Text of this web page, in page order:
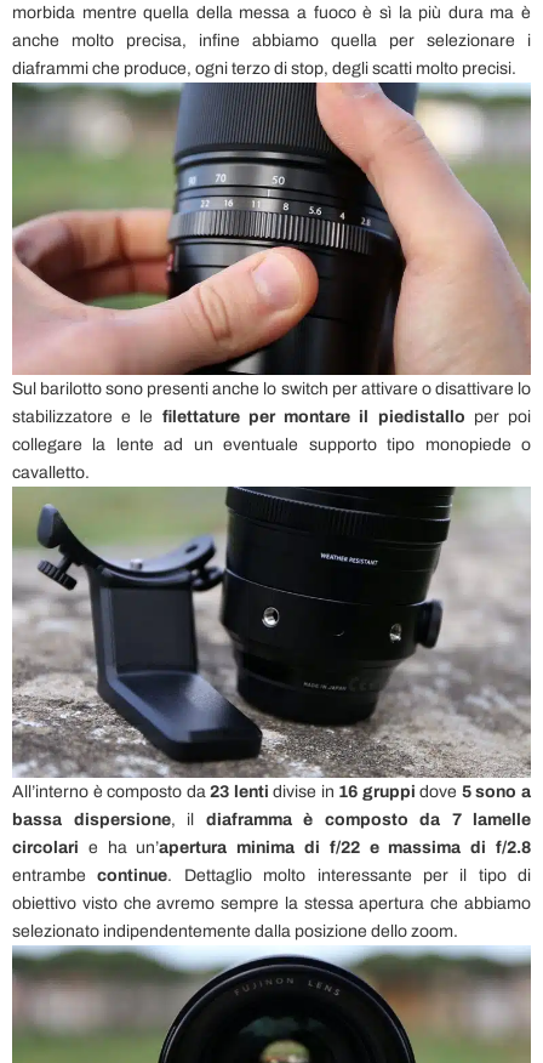
morbida mentre quella della messa a fuoco è sì la più dura ma è
anche molto precisa, infine abbiamo quella per selezionare i
diaframmi che produce, ogni terzo di stop, degli scatti molto precisi.
Sul barilotto sono presenti anche lo switch per attivare o disattivare lo
stabilizzatore e le filettature per montare il piedistallo per poi
collegare la lente ad un eventuale supporto tipo monopiede o
cavalletto.
All’interno è composto da23 lenti divise in 16 gruppi dove 5 sono a
bassa dispersione, il diaframma è composto da 7 lamelle
circolari e ha un’apertura minima di f/22 e massima di f/2.8
entrambecontinue. Dettaglio molto interessante per il tipo di
obiettivo visto che avremo sempre la stessa apertura che abbiamo
selezionato indipendentemente dalla posizione dello zoom.